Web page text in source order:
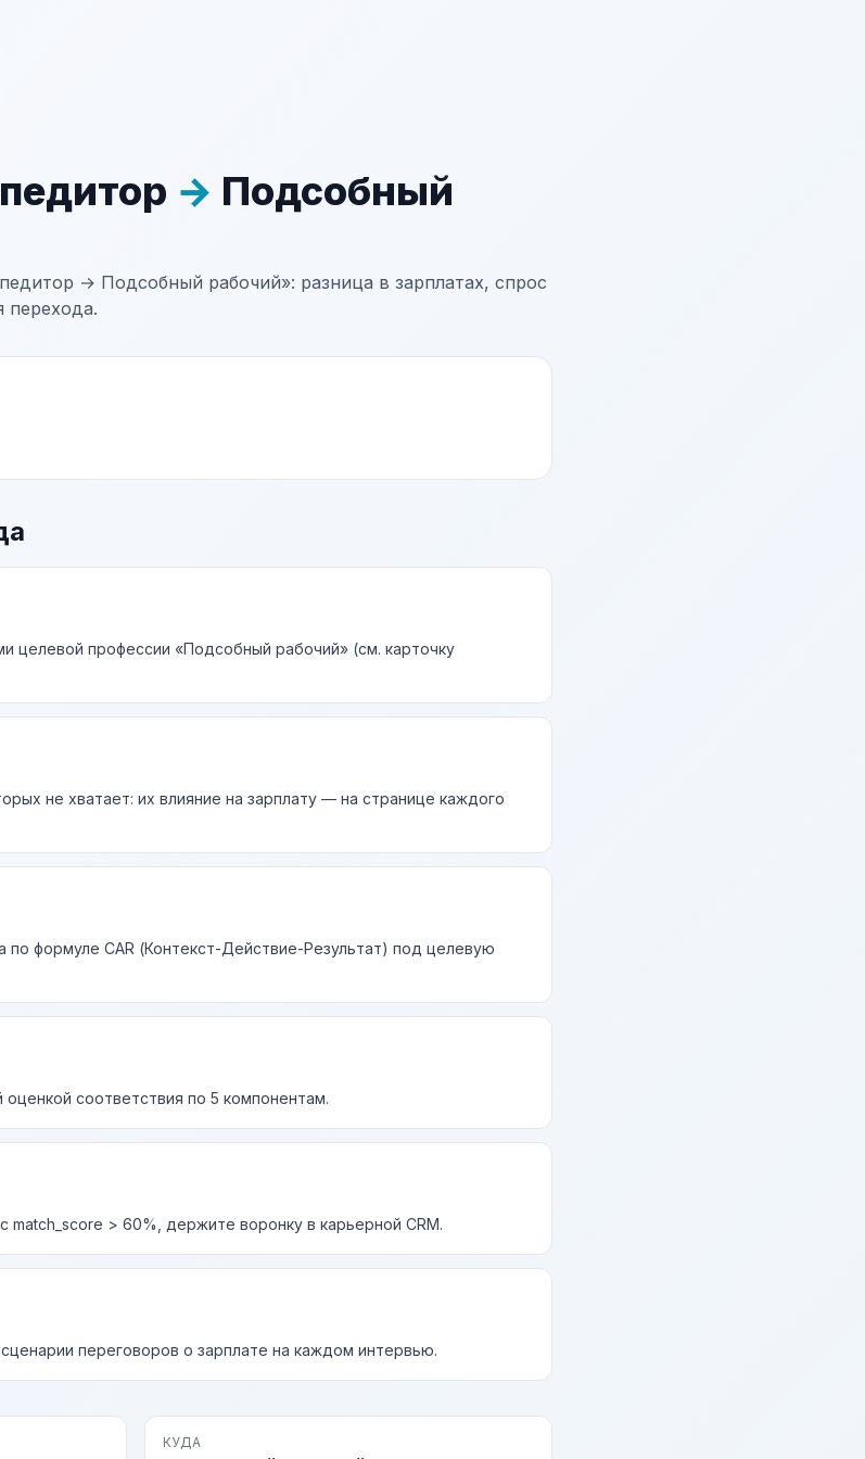
→ Подсобный
→ Подсобный рабочий»: разница в зарплатах, спрос
перехода.
целевой профессии «Подсобный рабочий» (см. карточку
не хватает: их влияние на зарплату — на странице каждого
формуле CAR (Контекст-Действие-Результат) под целевую
соответствия по 5 компонентам.
match_score > 60%, держите воронку в карьерной CRM.
переговоров о зарплате на каждом интервью.
КУДА